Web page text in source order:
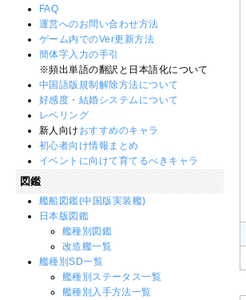
FAQ
運営へのお問い合わせ方法
ゲーム内でのVer更新方法
簡体字入力の手引
※頻出単語の翻訳と日本語化について
中国語版規制解除方法について
好感度・結婚システムについて
レベリング
新人向け おすすめのキャラ
初心者向け情報まとめ
イベントに向けて育てるべきキャラ
図鑑
艦船図鑑(中国版実装艦)
日本版図鑑
艦種別図鑑
改造艦一覧
艦種別SD一覧
艦種別ステータス一覧
艦種別入手方法一覧